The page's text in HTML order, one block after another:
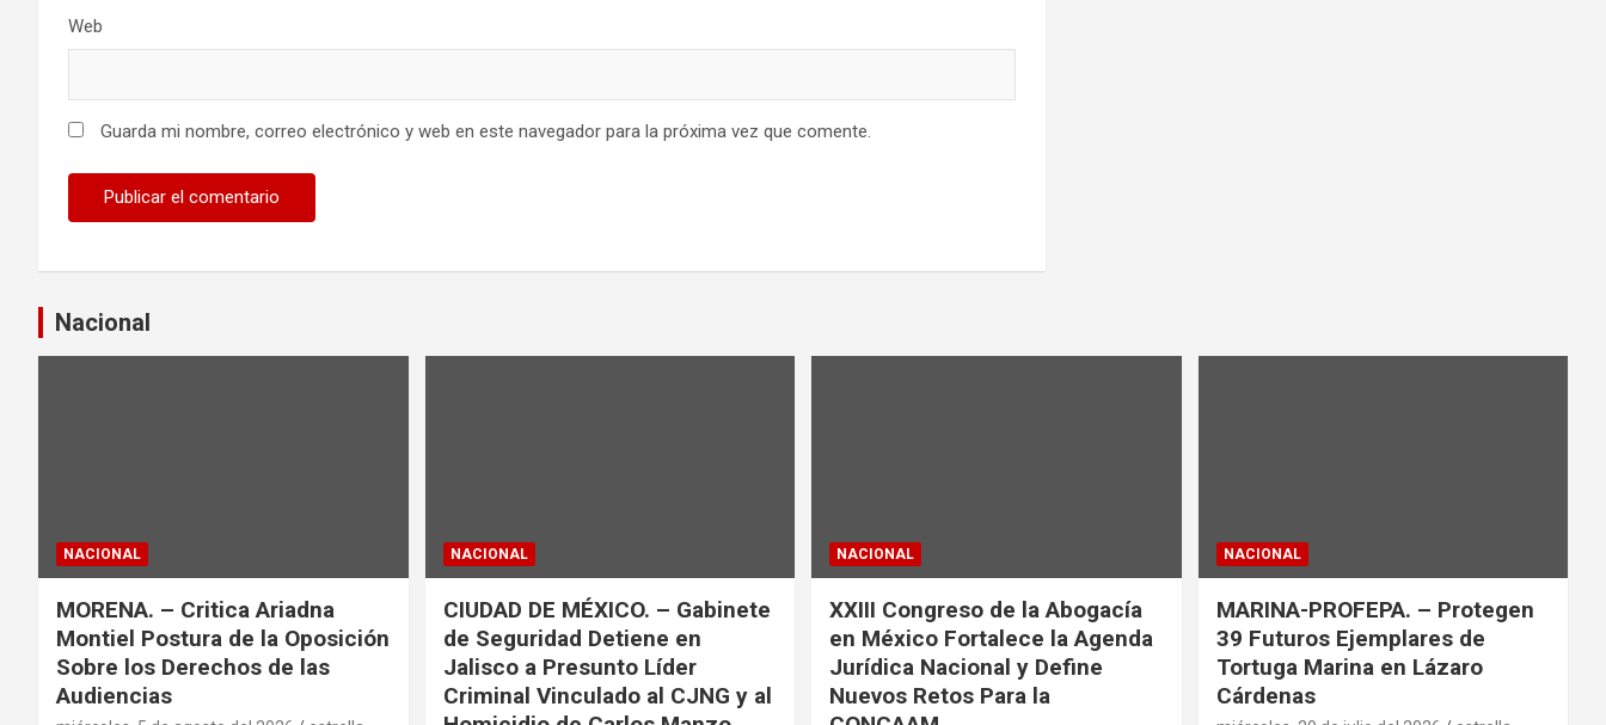
Web
Guarda mi nombre, correo electrónico y web en este navegador para la próxima vez que comente.
Nacional
NACIONAL
MORENA. – Critica Ariadna
Montiel Postura de la Oposición
Sobre los Derechos de las
Audiencias
NACIONAL
CIUDAD DE MÉXICO. – Gabinete
de Seguridad Detiene en
Jalisco a Presunto Líder
Criminal Vinculado al CJNG y al
NACIONAL
XXIII Congreso de la Abogacía
en México Fortalece la Agenda
Jurídica Nacional y Define
Nuevos Retos Para la
NACIONAL
MARINA-PROFEPA. – Protegen
39 Futuros Ejemplares de
Tortuga Marina en Lázaro
Cárdenas